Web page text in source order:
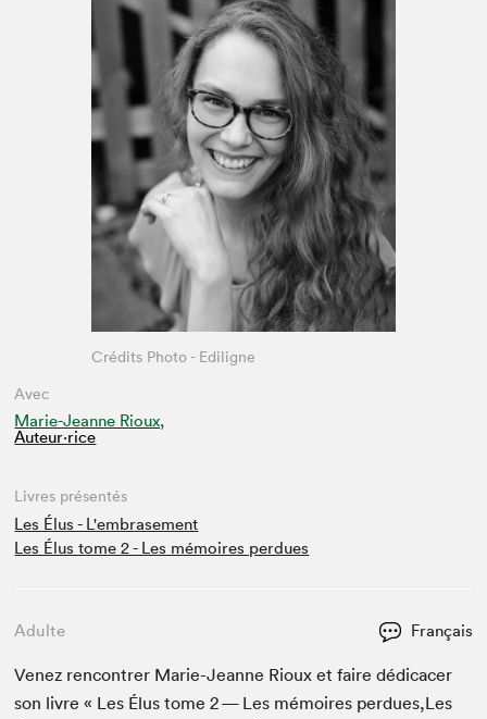
Avec
Marie-Jeanne Rioux,
Auteur·rice
Crédits Photo - Ediligne
Livres présentés
Les Élus - L'embrasement
Les Élus tome 2 - Les mémoires perdues
Adulte Français
Venez ren­con­tr­er Marie-Jeanne Rioux et faire dédi­cac­er
son livre « Les Élus tome2— Les mémoires perdues,Les